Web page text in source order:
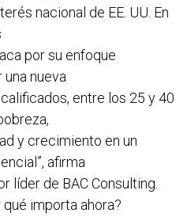
nacional de EE. UU. En
por su enfoque
nueva
entre los 25 y 40
y crecimiento en un
afirma
líder de BAC Consulting.
qué importa ahora?